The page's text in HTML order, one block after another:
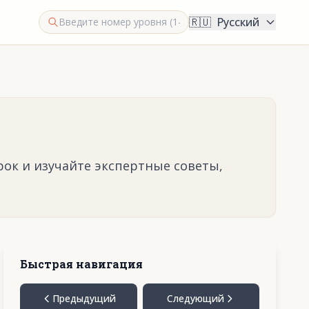
🇷🇺 Русский
и изучайте экспертные советы,
Быстрая навигация
Предыдущий Следующий